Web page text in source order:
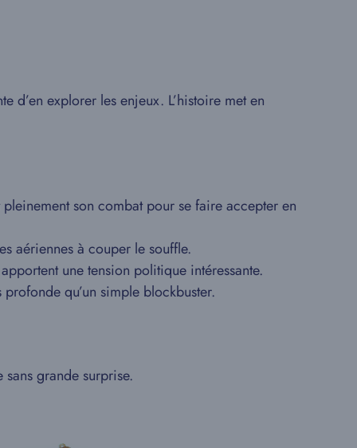
d’en explorer les enjeux. L’histoire met en
son combat pour se faire accepter en
aériennes à couper le souffle.
une tension politique intéressante.
qu’un simple blockbuster.
grande surprise.